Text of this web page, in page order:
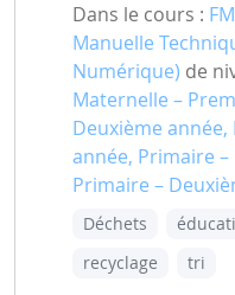
Dans le cours :
Manuelle
Numérique) de
Maternelle –
Deuxième
année, Primaire
Primaire –
Déchets
recyclage
tri